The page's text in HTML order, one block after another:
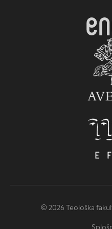
© 2026 Teološka